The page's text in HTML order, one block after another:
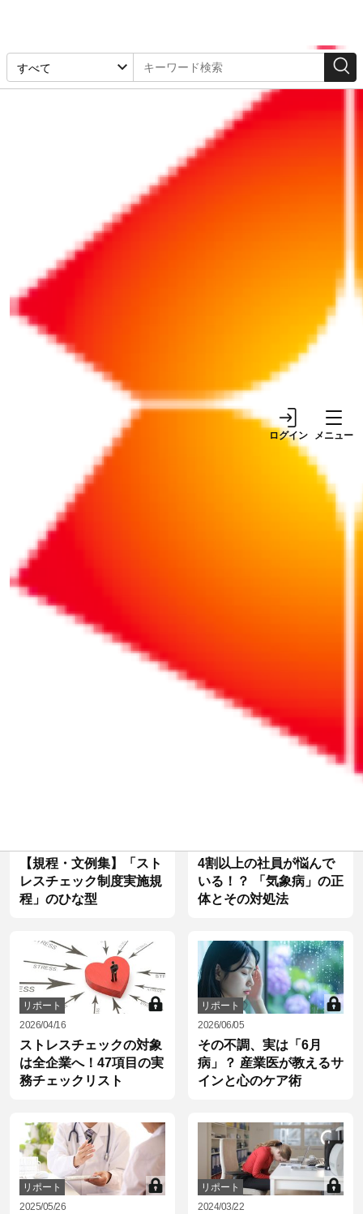
ログイン メニュー
「ヘルスケア」の検索結果
リポート
2026/06/18
夏バテ・熱中症を防ぐラ
ンチ術～実践できるメニ
ュー例付き！
【熱中症対策】 夏本番前
に確認！ 「熱中症」の基
NEW!
部下を「うつ病」にして
しまった上司の処分はど
こまでが適切か？
派」エアコンバトル！ 平
【熱中症対策】熱中症予
防で使えるグッズを一挙
【規程・文例集】「スト
レスチェック制度実施規
程」のひな型
4割以上の社員が悩んで
いる！？ 「気象病」の正
体とその対処法
リポート
2026/04/16
ストレスチェックの対象
は全企業へ！47項目の実
務チェックリスト
リポート
2026/06/05
その不調、実は「6月
病」？ 産業医が教えるサ
インと心のケア術
リポート
2025/05/26
リポート
2024/03/22